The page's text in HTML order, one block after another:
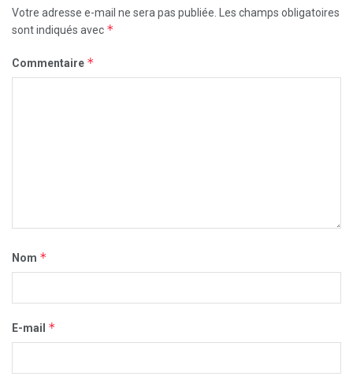
Votre adresse e-mail ne sera pas publiée. Les champs obligatoires
sont indiqués avec *
Commentaire *
Nom *
E-mail *